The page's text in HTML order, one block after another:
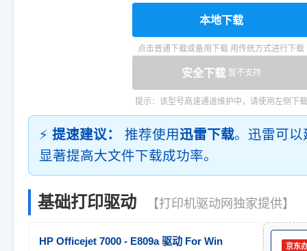
本地下载
点击普通下载或备用下载 用传统方式进行下载
安全下载 暂不支持
提示：该型号高速通道维护中，请使用左侧下载
⚡ 提速建议： 推荐使用迅雷下载。迅雷可
显著提高大文件下载成功率。
基础打印驱动 【打印机驱动网独家提供】
HP Officejet 7000 - E809a 驱动 For Win
京东